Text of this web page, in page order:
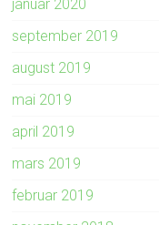
januar 2020
september 2019
august 2019
mai 2019
april 2019
mars 2019
februar 2019